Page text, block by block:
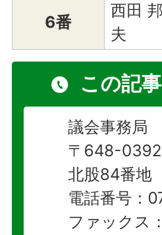
6番
西田 邦
夫
この記
議会事務局
〒648-0392
北股84番地
電話番号：
ファックス